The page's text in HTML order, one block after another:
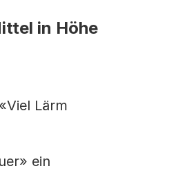
in Höhe
Lärm
ein